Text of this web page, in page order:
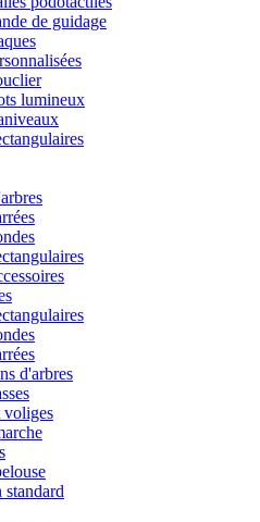
de guidage
lumineux
d'arbres
voliges